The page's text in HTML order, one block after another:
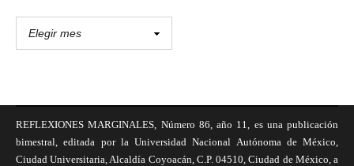
REFLEXIONES MARGINALES, Número 86, año 11, es una publicación
bimestral, editada por la Universidad Nacional Autónoma de México,
Ciudad Universitaria, Alcaldía Coyoacán, C.P. 04510, Ciudad de México, a